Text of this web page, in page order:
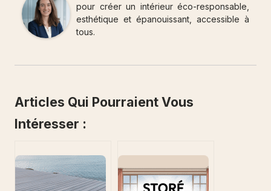
pour créer un intérieur éco-responsable,
esthétique et épanouissant, accessible à
tous.
Articles Qui Pourraient Vous
Intéresser :